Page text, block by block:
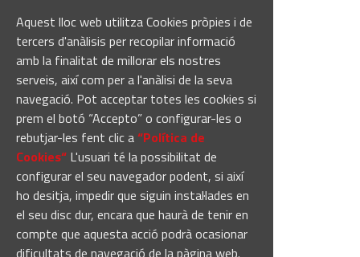
Aquest lloc web utilitza Cookies pròpies i de
tercers d'anàlisis per recopilar informació
amb la finalitat de millorar els nostres
serveis, així com per a l'anàlisi de la seva
navegació. Pot acceptar totes les cookies si
prem el botó “Accepto” o configurar-les o
rebutjar-les fent clic a“Política de
Cookies“ L'usuari té la possibilitat de
configurar el seu navegador podent, si així
ho desitja, impedir que siguin instal·lades en
el seu disc dur, encara que haurà de tenir en
compte que aquesta acció podrà ocasionar
dificultats de navegació de la pàgina web.